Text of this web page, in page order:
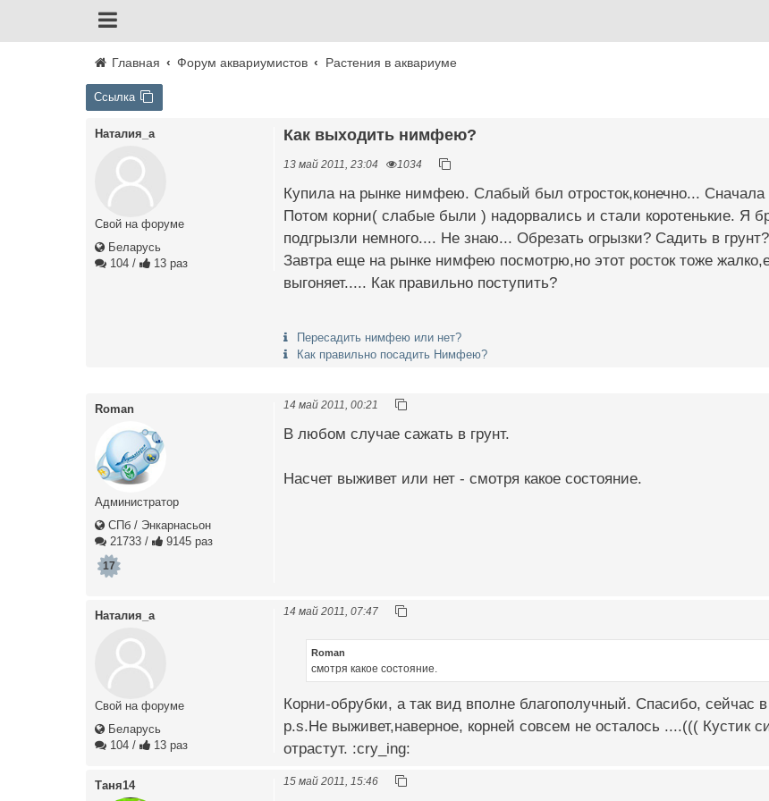
Главная Форум аквариумистов Растения в аквариуме
Ссылка
Наталия_a
Свой на форуме
Беларусь
104 / 13 раз
Как выходить нимфею?
13 май 2011, 23:04 1034
Купила на рынке нимфею. Слабый был отросток,конечно... Сначала
Потом корни( слабые были ) надорвались и стали коротенькие. Я
подгрызли немного.... Не знаю... Обрезать огрызки? Садить в
Завтра еще на рынке нимфею посмотрю,но этот росток тоже
выгоняет..... Как правильно поступить?
Пересадить нимфею или нет?
Как правильно посадить Нимфею?
Roman
Администратор
СПб / Энкарнасьон
21733 / 9145 раз
17
14 май 2011, 00:21
В любом случае сажать в грунт.
Насчет выживет или нет - смотря какое состояние.
Наталия_a
Свой на форуме
Беларусь
104 / 13 раз
14 май 2011, 07:47
Roman
смотря какое состояние.
Корни-обрубки, а так вид вполне благополучный. Спасибо, сейчас
p.s.Не выживет,наверное, корней совсем не осталось ....((( Кустик
отрастут. :cry_ing:
Таня14 15 май 2011, 15:46